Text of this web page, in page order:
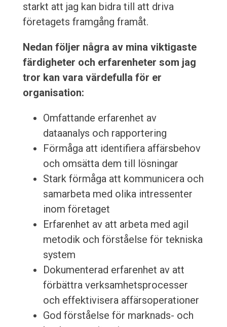
starkt att jag kan bidra till att driva
företagets framgång framåt.
Nedan följer några av mina viktigaste
färdigheter och erfarenheter som jag
tror kan vara värdefulla för er
organisation:
Omfattande erfarenhet av
dataanalys och rapportering
Förmåga att identifiera affärsbehov
och omsätta dem till lösningar
Stark förmåga att kommunicera och
samarbeta med olika intressenter
inom företaget
Erfarenhet av att arbeta med agil
metodik och förståelse för tekniska
system
Dokumenterad erfarenhet av att
förbättra verksamhetsprocesser
och effektivisera affärsoperationer
God förståelse för marknads- och